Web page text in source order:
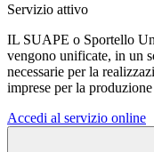
Servizio attivo
IL SUAPE o Sportello
vengono unificate, in un
necessarie per la
imprese per la
Accedi al servizio online